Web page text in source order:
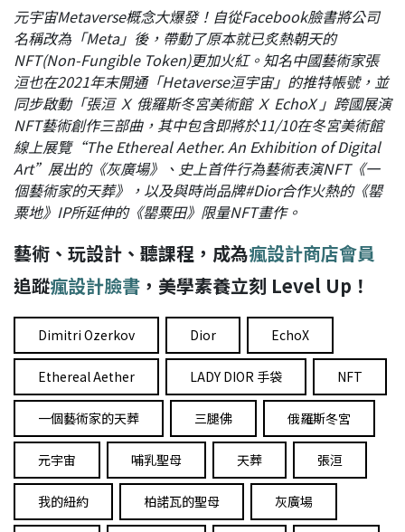
元宇宙Metaverse概念大爆發！自從Facebook臉書將公司
名稱改為「Meta」後，帶動了原本就已炙熱朝天的
NFT(Non-Fungible Token)更加火紅。知名中國藝術家張
洹也在2021年末開通「Hetaverse洹宇宙」的推特帳號，並
同步啟動「張洹 Ｘ 俄羅斯冬宮美術館 Ｘ EchoX 」跨國展演
NFT藝術創作三部曲，其中包含即將於11/10在冬宮美術館
線上展覽“The Ethereal Aether. An Exhibition of Digital
Art”展出的《灰廣場》、史上首件行為藝術表演NFT《一
個藝術家的天葬》，以及與時尚品牌#Dior合作火熱的《罌
粟地》IP所延伸的《罌粟田》限量NFT畫作。
藝術、玩設計、聽課程，成為瘋設計商店會員
追蹤瘋設計臉書 ，美學素養立刻 Level Up！
Dimitri Ozerkov Dior EchoX
Ethereal Aether LADY DIOR 手袋 NFT
一個藝術家的天葬 三腿佛 俄羅斯冬宮
元宇宙 哺乳聖母 天葬 張洹
我的紐約 柏諾瓦的聖母 灰廣場